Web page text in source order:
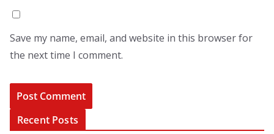
Save my name, email, and website in this browser for
the next time I comment.
Recent Posts